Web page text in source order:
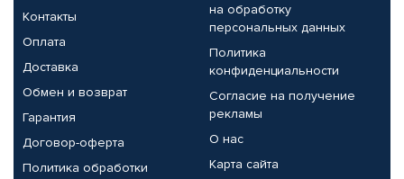
Контакты
Оплата
Доставка
Обмен и возврат
Гарантия
Договор-оферта
Политика обработки
на обработку
персональных данных
Политика
конфиденциальности
Согласие на получение
рекламы
О нас
Карта сайта